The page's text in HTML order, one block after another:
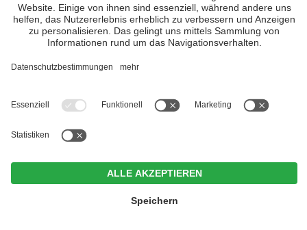
Hotel Weißes Rössl
Trotz genauer Arbeit und ständigem Aktualisieren der Inhalte, können Fehler
auftreten. Wir übernehmen keine Gewähr für die Richtigkeit und Vollständigkeit
aller Informationen.